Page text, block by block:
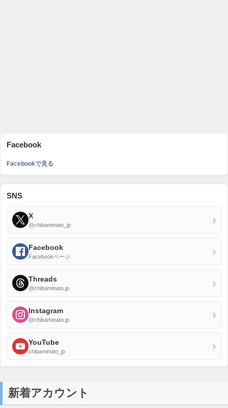
Facebook
Facebookで見る
SNS
X
@chibaminato_jp ›
Facebook
Facebookページ ›
Threads
@chibaminato.jp ›
Instagram
@chibaminato.jp ›
YouTube
chibaminato_jp ›
新着アカウント